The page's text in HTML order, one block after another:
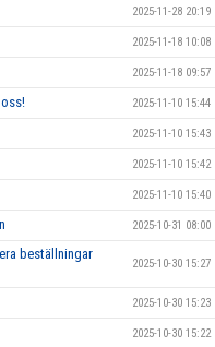
2025-11-28 20:19
2025-11-18 10:08
2025-11-18 09:57
2025-11-10 15:44
2025-11-10 15:43
2025-11-10 15:42
2025-11-10 15:40
2025-10-31 08:00
beställningar
2025-10-30 15:27
2025-10-30 15:23
2025-10-30 15:22